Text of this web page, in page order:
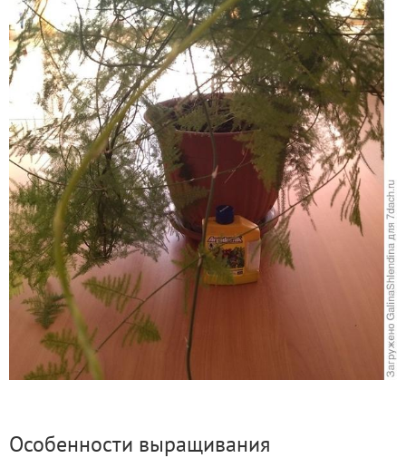
Особенности выращивания